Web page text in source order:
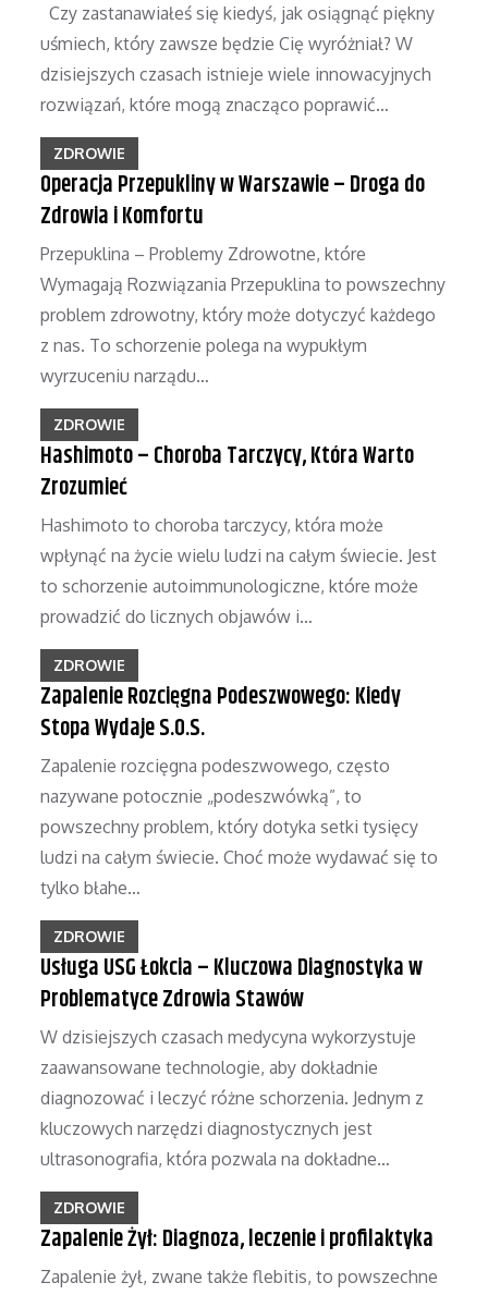
Czy zastanawiałeś się kiedyś, jak osiągnąć piękny
uśmiech, który zawsze będzie Cię wyróżniał? W
dzisiejszych czasach istnieje wiele innowacyjnych
rozwiązań, które mogą znacząco poprawić…
ZDROWIE
Operacja Przepukliny w Warszawie – Droga do
Zdrowia i Komfortu
Przepuklina – Problemy Zdrowotne, które
Wymagają Rozwiązania Przepuklina to powszechny
problem zdrowotny, który może dotyczyć każdego
z nas. To schorzenie polega na wypukłym
wyrzuceniu narządu…
ZDROWIE
Hashimoto – Choroba Tarczycy, Która Warto
Zrozumieć
Hashimoto to choroba tarczycy, która może
wpłynąć na życie wielu ludzi na całym świecie. Jest
to schorzenie autoimmunologiczne, które może
prowadzić do licznych objawów i…
ZDROWIE
Zapalenie Rozcięgna Podeszwowego: Kiedy
Stopa Wydaje S.O.S.
Zapalenie rozcięgna podeszwowego, często
nazywane potocznie „podeszwówką”, to
powszechny problem, który dotyka setki tysięcy
ludzi na całym świecie. Choć może wydawać się to
tylko błahe…
ZDROWIE
Usługa USG Łokcia – Kluczowa Diagnostyka w
Problematyce Zdrowia Stawów
W dzisiejszych czasach medycyna wykorzystuje
zaawansowane technologie, aby dokładnie
diagnozować i leczyć różne schorzenia. Jednym z
kluczowych narzędzi diagnostycznych jest
ultrasonografia, która pozwala na dokładne…
ZDROWIE
Zapalenie Żył: Diagnoza, leczenie i profilaktyka
Zapalenie żył, zwane także flebitis, to powszechne